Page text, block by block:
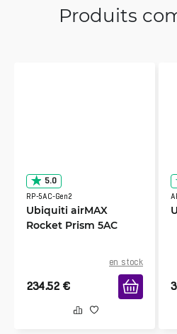
Produits
5.0
RP-5AC-Gen2
Ubiquiti airMAX
Rocket Prism 5AC
en stock
234.52 €